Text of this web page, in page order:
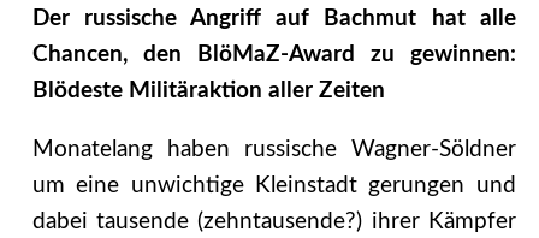
Der russische Angriff auf Bachmut hat alle
Chancen, den BlöMaZ-Award zu gewinnen:
Blödeste Militäraktion aller Zeiten
Monatelang haben russische Wagner-Söldner
um eine unwichtige Kleinstadt gerungen und
dabei tausende (zehntausende?) ihrer Kämpfer